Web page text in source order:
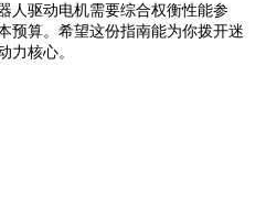
驱动电机需要综合权衡性能参
预算。希望这份指南能为你拨开迷
力核心。